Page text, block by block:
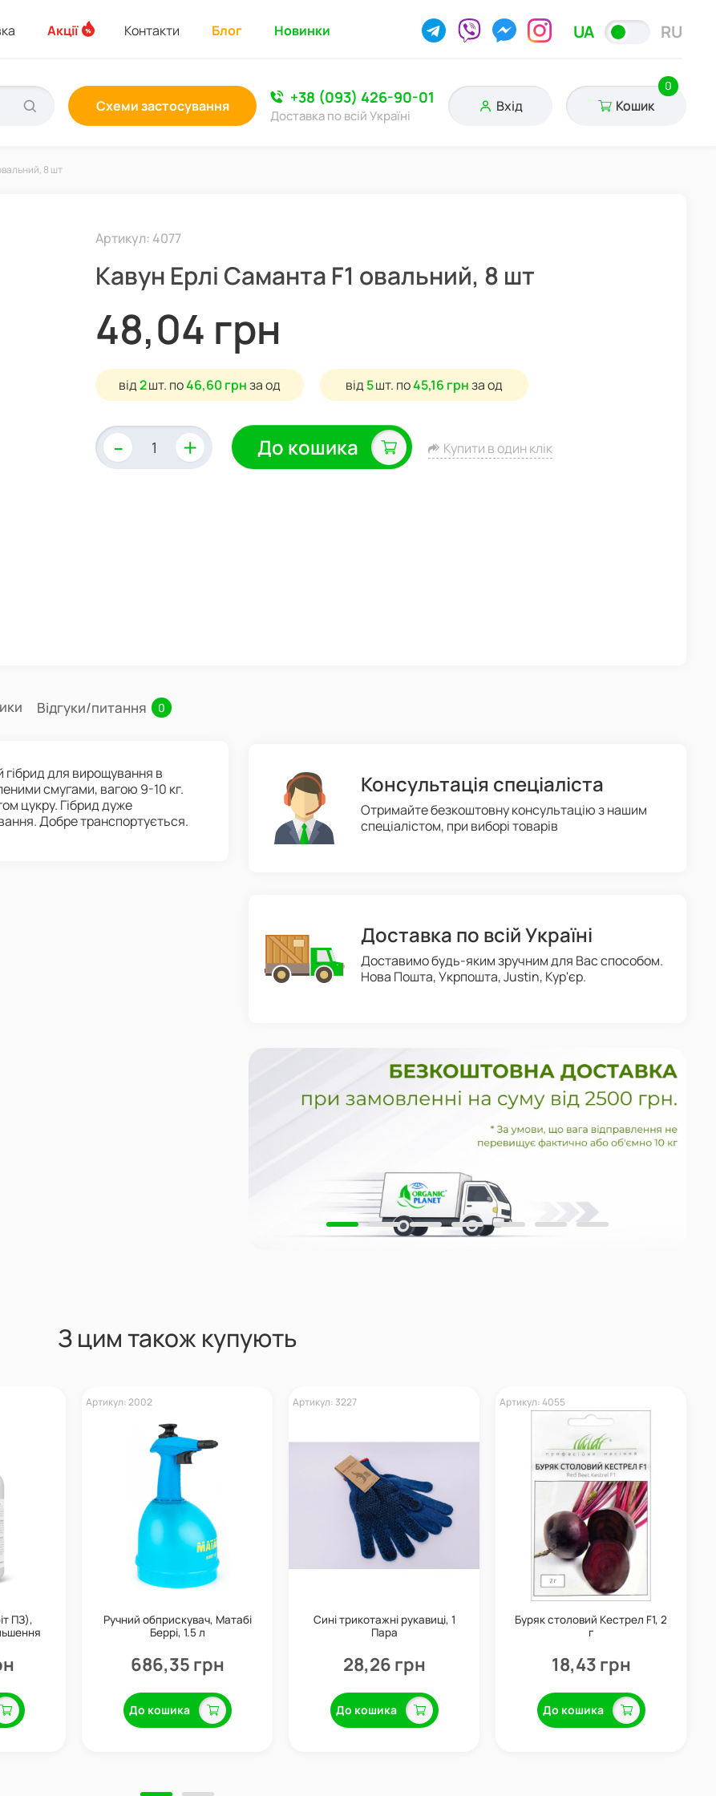
Акції Контакти Блог Новинки UA RU
Схеми застосування +38 (093) 426-90-01
Доставка по всій Україні
Вхід Кошик
0
8 шт
Артикул: 4077
Кавун Ерлі Саманта F1 овальний, 8 шт
48,04 грн
від2шт. по46,60 грнза од від 5шт. по45,16 грнза од
- + До кошика Купити в один клік
Відгуки/питання 0
гібрид для вирощування в
смугами, вагою 9-10 кг.
цукру. Гібрид дуже
Добре транспортується.
Консультація спеціаліста
Отримайте безкоштовну консультацію з нашим
спеціалістом, при виборі товарів
Доставка по всій Україні
Доставимо будь-яким зручним для Вас способом.
Нова Пошта, Укрпошта, Justin, Кур'єр.
З цим також купують
ПЗ),
Артикул: 2002
Ручний обприскувач, Матабі
Беррі, 1.5 л
686,35 грн
До кошика
Артикул: 3227
Сині трикотажні рукавиці, 1
Пара
28,26 грн
До кошика
Артикул: 4055
Буряк столовий Кестрел F1, 2
г
18,43 грн
До кошика